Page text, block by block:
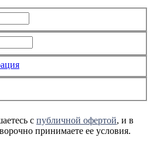
с публичной офертой, и в
принимаете ее условия.